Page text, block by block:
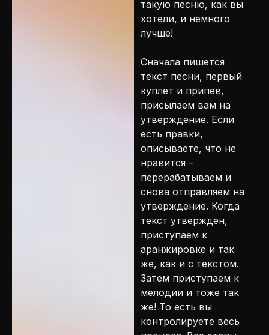
такую ​​песню, как вы
хотели, и немного
лучше!
Сначала пишется
текст песни, первый
куплет и припев,
присылаем вам на
утверждение. Если
есть правки,
описываете, что не
нравится –
перерабатываем и
снова отправляем на
утверждение. Когда
текст утвержден,
приступаем к
аранжировке и так
же, как и с текстом.
Затем приступаем к
мелодии и тоже так
же! То есть вы
контролируете весь